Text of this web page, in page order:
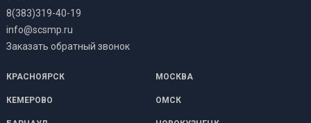
8(383)319-40-19
info@scsmp.ru
Заказать обратный звонок
КРАСНОЯРСК МОСКВА
КЕМЕРОВО ОМСК